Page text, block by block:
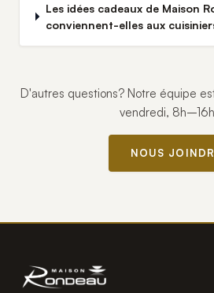
Les idées cadeaux de Maison
conviennent-elles aux
D'autres questions? Notre équipe
vendredi,
NOUS